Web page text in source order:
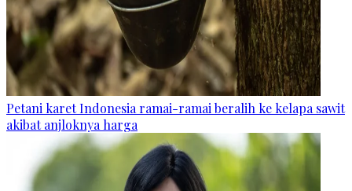
Petani karet Indonesia ramai-ramai beralih ke kelapa sawit
akibat anjloknya harga